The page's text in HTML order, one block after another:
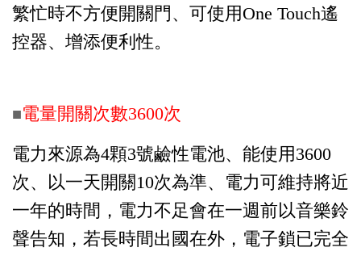
繁忙時不方便開關門、可使用One Touch遙
控器、增添便利性。
■電量開關次數3600次
電力來源為4顆3號鹼性電池、能使用3600
次、以一天開關10次為準、電力可維持將近
一年的時間，電力不足會在一週前以音樂鈴
聲告知，若長時間出國在外，電子鎖已完全